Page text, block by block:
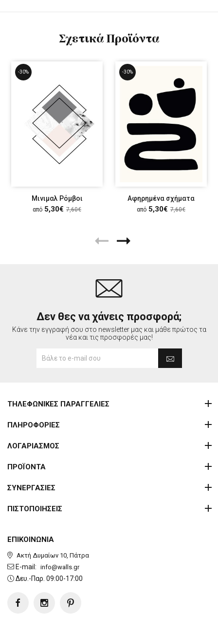
Σχετικά Προϊόντα
-30%
Μινιμαλ Ρόμβοι
από 5,30€ 7,60€
-30%
Αφηρημένα σχήματα
από 5,30€ 7,60€
Δεν θες να χάνεις προσφορά;
Κάνε την εγγραφή σου στο newsletter μας και μάθε πρώτος τα
νέα και τις προσφορές μας!
ΕΠΙΚΟΙΝΩΝΙΑ
Ακτή Δυμαίων 10, Πάτρα
E-mail: info@walls.gr
Δευ.-Παρ. 09:00-17:00
ΤΗΛΕΦΩΝΙΚΕΣ ΠΑΡΑΓΓΕΛΙΕΣ
ΠΛΗΡΟΦΟΡΙΕΣ
ΛΟΓΑΡΙΑΣΜΟΣ
ΠΡΟΪΟΝΤΑ
ΣΥΝΕΡΓΑΣΙΕΣ
ΠΙΣΤΟΠΟΙΗΣΕΙΣ